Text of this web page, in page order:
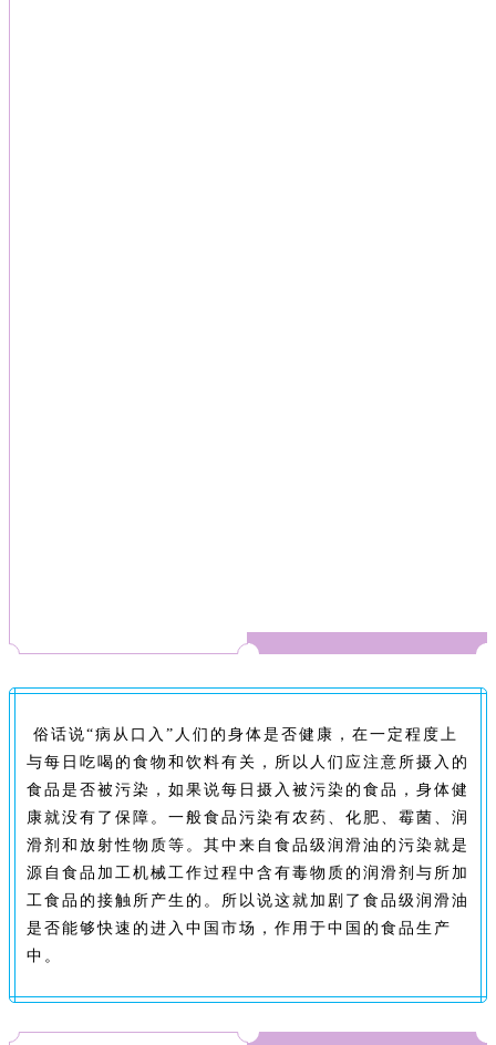
俗话说“病从口入”人们的身体是否健康，在一定程度上
与每日吃喝的食物和饮料有关，所以人们应注意所摄入的
食品是否被污染，如果说每日摄入被污染的食品，身体健
康就没有了保障。一般食品污染有农药、化肥、霉菌、润
滑剂和放射性物质等。其中来自食品级润滑油的污染就是
源自食品加工机械工作过程中含有毒物质的润滑剂与所加
工食品的接触所产生的。所以说这就加剧了食品级润滑油
是否能够快速的进入中国市场，作用于中国的食品生产
中。